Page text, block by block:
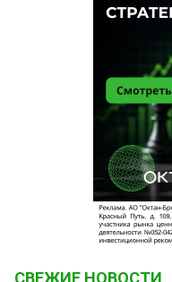
СВЕЖИЕ НОВОСТИ